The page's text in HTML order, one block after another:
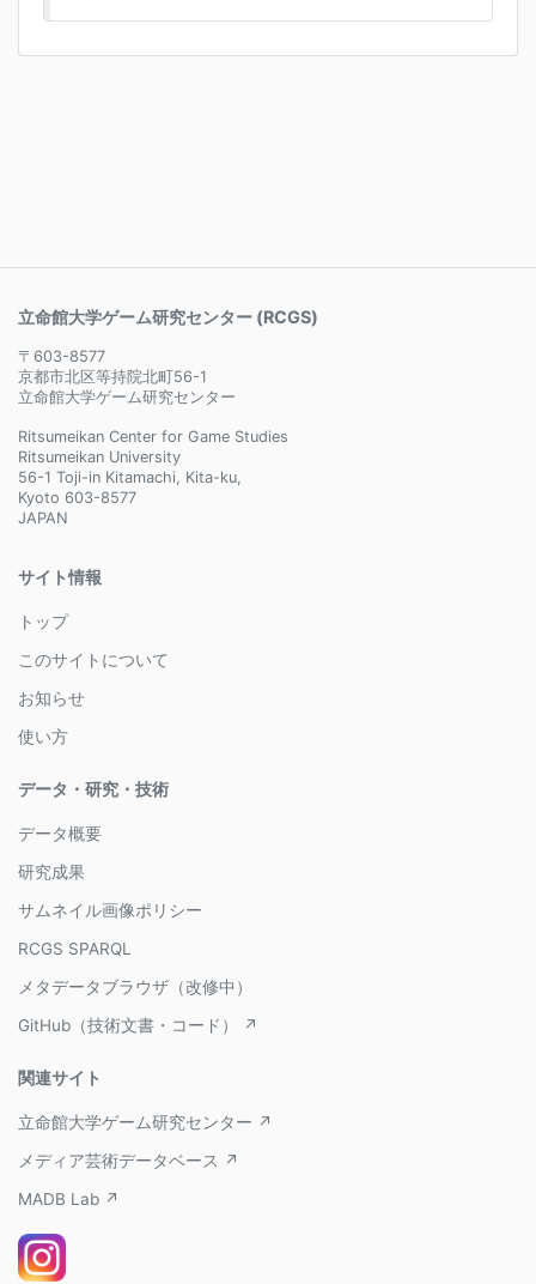
立命館大学ゲーム研究センター (RCGS)
〒603-8577
京都市北区等持院北町56-1
立命館大学ゲーム研究センター
Ritsumeikan Center for Game Studies
Ritsumeikan University
56-1 Toji-in Kitamachi, Kita-ku,
Kyoto 603-8577
JAPAN
サイト情報
トップ
このサイトについて
お知らせ
使い方
データ・研究・技術
データ概要
研究成果
サムネイル画像ポリシー
RCGS SPARQL
メタデータブラウザ（改修中）
GitHub（技術文書・コード） ↗
関連サイト
立命館大学ゲーム研究センター ↗
メディア芸術データベース ↗
MADB Lab ↗